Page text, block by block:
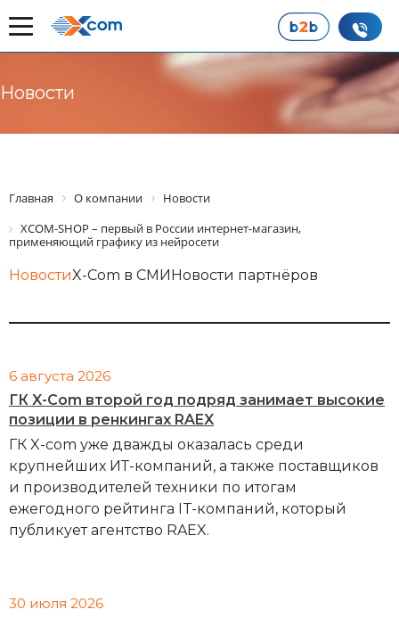
Новости
Главная О компании
Новости
XCOM-SHOP – первый в России интернет-магазин,
применяющий графику из нейросети
НовостиX-Com в СМИНовости партнёров
6 августа 2026
ГК X-Com второй год подряд занимает высокие
позиции в ренкингах RAEX
ГК X-com уже дважды оказалась среди
крупнейших ИТ-компаний, а также поставщиков
и производителей техники по итогам
ежегодного рейтинга IT-компаний, который
публикует агентство RAEX.
30 июля 2026